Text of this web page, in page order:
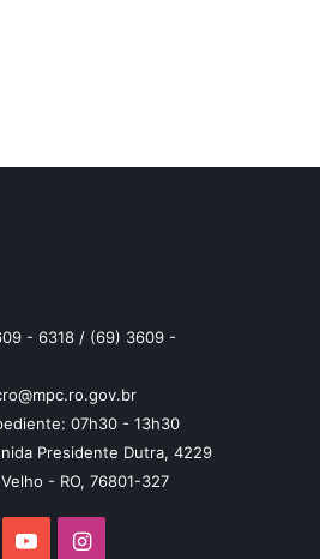
- 6318 / (69) 3609 -
07h30 - 13h30
Presidente Dutra, 4229
- RO, 76801-327
YouTubeInstagram